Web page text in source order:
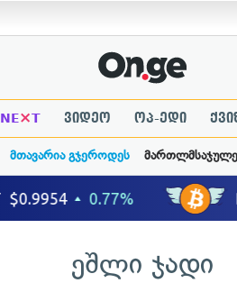
NE×T ვიდეო ოპ-ედი
მთავარია გჯეროდეს
ეშლი ჯადი